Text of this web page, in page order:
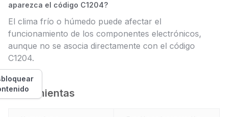
aparezca el código C1204?
El clima frío o húmedo puede afectar el
funcionamiento de los componentes electrónicos,
aunque no se asocia directamente con el código
C1204.
Herramientas